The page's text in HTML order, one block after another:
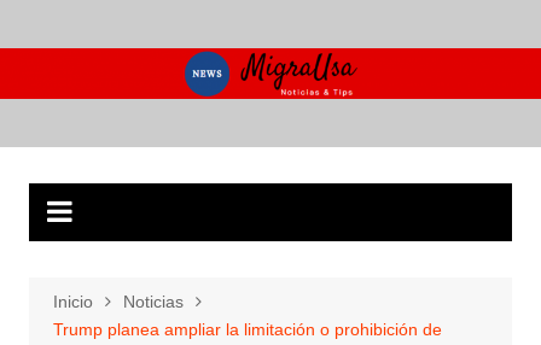
al
Inicio
Noticias
Trump planea ampliar la limitación o prohibición de